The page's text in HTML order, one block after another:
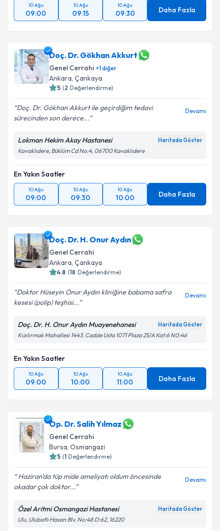
10 Ağu
09:00
10 Ağu
09:15
10 Ağu
09:30 Daha Fazla
Doç. Dr. Gökhan Akkurt
Genel Cerrahi +1diğer
Ankara, Çankaya
5 (2 Değerlendirme)
Doç. Dr. Gökhan Akkurt ile geçirdiğim tedavi
sürecinden son derece...
Devamı
Lokman Hekim Akay Hastanesi Haritada Göster
Kavaklıdere, Büklüm Cd No:4, 06700 Kavaklıdere
En Yakın Saatler
10 Ağu
09:00
10 Ağu
09:30
10 Ağu
10:00 Daha Fazla
Doç. Dr. H. Onur Aydın
Genel Cerrahi
Ankara, Çankaya
4.8 (18 Değerlendirme)
Doktor Hüseyin Onur Aydın kliniğine babama safra
kesesi (polip) teşhisi...
Devamı
Doç. Dr. H. Onur Aydın Muayenehanesi Haritada Göster
Kızılırmak Mahallesi 1443. Cadde Usta 1071 Plaza 25/A Kat:6 N0:46
En Yakın Saatler
10 Ağu
09:00
10 Ağu
10:00
10 Ağu
11:00 Daha Fazla
Op. Dr. Salih Yılmaz
Genel Cerrahi
Bursa, Osmangazi
5 (1 Değerlendirme)
Haziran'da tüp mide ameliyatı oldum öncesinde
okadar çok doktor...
Devamı
Özel Aritmi Osmangazi Hastanesi Haritada Göster
Ulu, Ulubatlı Hasan Blv. No:48 D:62, 16220